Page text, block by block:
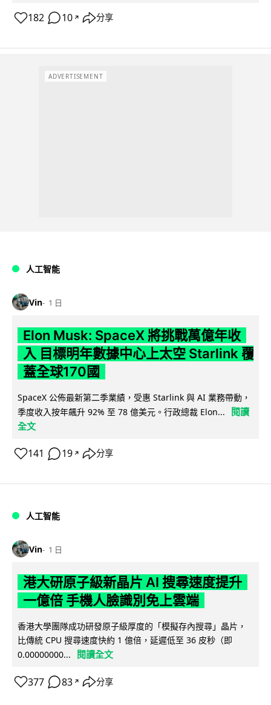
182 10 ↗ 分享
ADVERTISEMENT
人工智能
Vin 1 日
Elon Musk: SpaceX 將挑戰萬億年收
入 目標明年數據中心上太空 Starlink 覆
蓋全球170國
SpaceX 公佈最新第二季業績，受惠 Starlink 與 AI 業務帶動，
季度收入按年飆升 92% 至 78 億美元。行政總裁 Elon...
閱讀
全文
141 19 ↗ 分享
人工智能
Vin 1 日
港大研原子級新晶片 AI 搜尋速度提升
一億倍 手機人臉識別免上雲端
香港大學團隊成功研發原子級厚度的「模擬存內搜尋」晶片，
比傳統 CPU 搜尋速度快約 1 億倍，延遲低至 36 皮秒（即
0.00000000...
閱讀全文
377 83 ↗ 分享